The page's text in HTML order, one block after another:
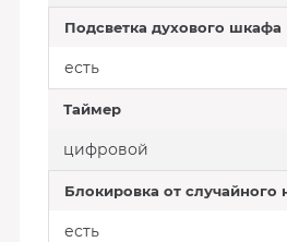
Подсветка духового шкафа
есть
Таймер
цифровой
Блокировка от случайного
есть